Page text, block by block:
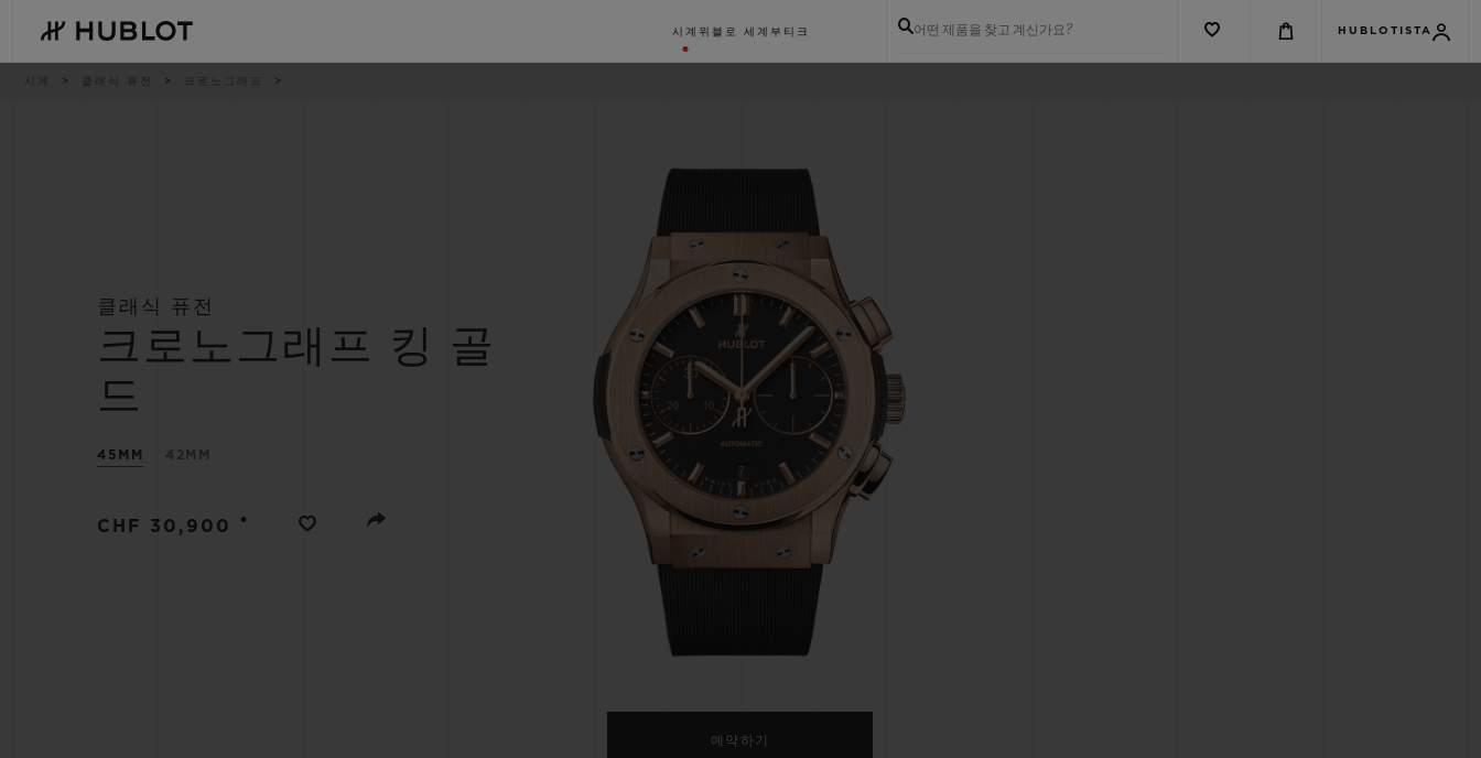
main
content
시계 위블로 세계 부티크 어떤 제품을 찾고 계신가요? HUBLOTISTA
이시계 클래식 퓨전 크로노그래프
클래식 퓨전
크로노그래프 킹 골
드
45MM 42MM
CHF 30,900 •
예약하기
썸머 멀티 컬러 세라믹
스피릿 오브 빅뱅
에센셜 토프
온라인 익스클루시브